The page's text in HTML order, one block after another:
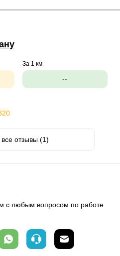
За 1 км
--
отзывы (1)
с любым вопросом по работе